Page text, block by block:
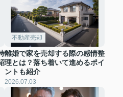
不動産売却
離婚で家を売却する際の感情整
理とは？落ち着いて進めるポイ
ントも紹介
2026.07.03